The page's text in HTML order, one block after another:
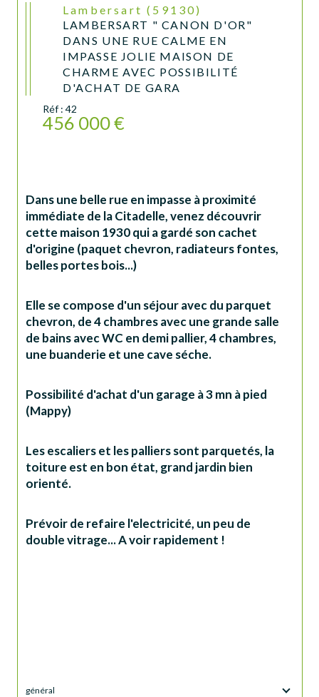
Lambersart (59130)
LAMBERSART " CANON D'OR"
DANS UNE RUE CALME EN
IMPASSE JOLIE MAISON DE
CHARME AVEC POSSIBILITÉ
D'ACHAT DE GARA
Réf : 42
456 000 €
Dans une belle rue en impasse à proximité
immédiate de la Citadelle, venez découvrir
cette maison 1930 qui a gardé son cachet
d'origine (paquet chevron, radiateurs fontes,
belles portes bois...)
Elle se compose d'un séjour avec du parquet
chevron, de 4 chambres avec une grande salle
de bains avec WC en demi pallier, 4 chambres,
une buanderie et une cave séche.
Possibilité d'achat d'un garage à 3 mn à pied
(Mappy)
Les escaliers et les palliers sont parquetés, la
toiture est en bon état, grand jardin bien
orienté.
Prévoir de refaire l'electricité, un peu de
double vitrage... A voir rapidement !
général